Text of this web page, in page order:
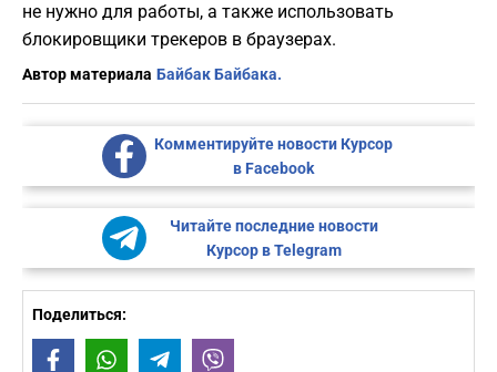
не нужно для работы, а также использовать
блокировщики трекеров в браузерах.
Автор материала Байбак Байбака.
Комментируйте новости Курсор
в Facebook
Читайте последние новости
Курсор в Telegram
Поделиться:
FacebookWhatsAppTelegram